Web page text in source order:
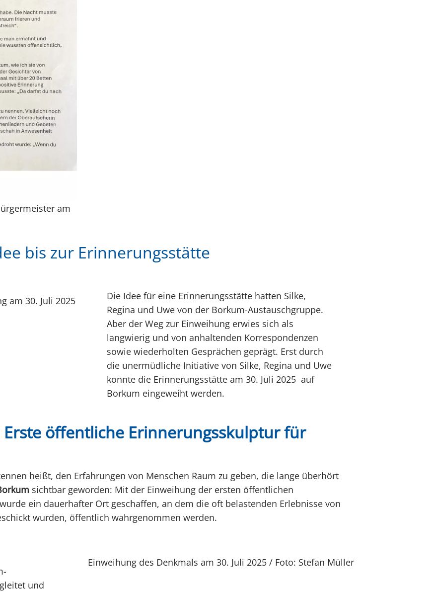
am
bis zur Erinnerungsstätte
am 30. Juli 2025
Die Idee für eine Erinnerungsstätte hatten Silke,
Regina und Uwe von der Borkum-Austauschgruppe.
Aber der Weg zur Einweihung erwies sich als
langwierig und von anhaltenden Korrespondenzen
sowie wiederholten Gesprächen geprägt. Erst durch
die unermüdliche Initiative von Silke, Regina und Uwe
konnte die Erinnerungsstätte am 30. Juli 2025 auf
Borkum eingeweiht werden.
öffentliche Erinnerungsskulptur für
heißt, den Erfahrungen von Menschen Raum zu geben, die lange überhört
sichtbar geworden: Mit der Einweihung der ersten öffentlichen
ein dauerhafter Ort geschaffen, an dem die oft belastenden Erlebnisse von
wurden, öffentlich wahrgenommen werden.
und
Einweihung des Denkmals am 30. Juli 2025 / Foto: Stefan Müller